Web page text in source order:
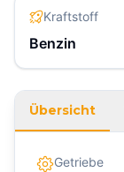
Kraftstoff
Benzin
Übersicht
Getriebe